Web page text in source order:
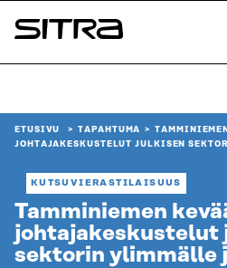
Siirry
suoraan
Sitra
ETUSIVU TAPAHTUMA
JOHTAJAKESKUSTELUT JULKISEN
KUTSUVIERASTILAISUUS
Tamminiemen
johtajakeskustelut
sektorin ylimmälle